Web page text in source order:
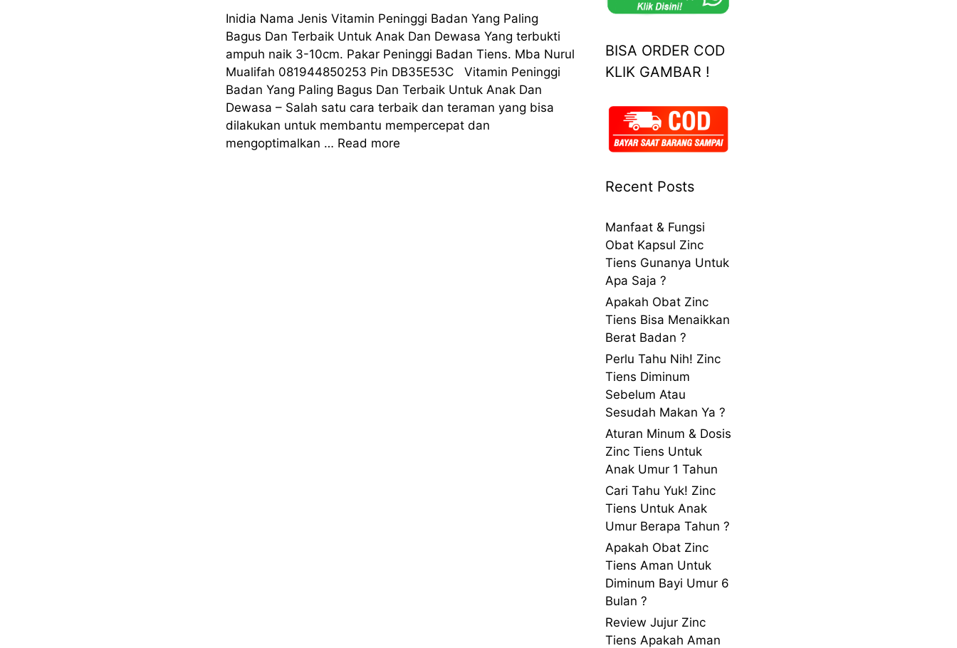
Inidia Nama Jenis Vitamin Peninggi Badan Yang Paling
Bagus Dan Terbaik Untuk Anak Dan Dewasa Yang terbukti
ampuh naik 3-10cm. Pakar Peninggi Badan Tiens. Mba Nurul
Mualifah 081944850253 Pin DB35E53C Vitamin Peninggi
Badan Yang Paling Bagus Dan Terbaik Untuk Anak Dan
Dewasa – Salah satu cara terbaik dan teraman yang bisa
dilakukan untuk membantu mempercepat dan
mengoptimalkan … Read more
BISA ORDER COD
KLIK GAMBAR !
Recent Posts
Manfaat & Fungsi
Obat Kapsul Zinc
Tiens Gunanya Untuk
Apa Saja ?
Apakah Obat Zinc
Tiens Bisa Menaikkan
Berat Badan ?
Perlu Tahu Nih! Zinc
Tiens Diminum
Sebelum Atau
Sesudah Makan Ya ?
Aturan Minum & Dosis
Zinc Tiens Untuk
Anak Umur 1 Tahun
Cari Tahu Yuk! Zinc
Tiens Untuk Anak
Umur Berapa Tahun ?
Apakah Obat Zinc
Tiens Aman Untuk
Diminum Bayi Umur 6
Bulan ?
Review Jujur Zinc
Tiens Apakah Aman